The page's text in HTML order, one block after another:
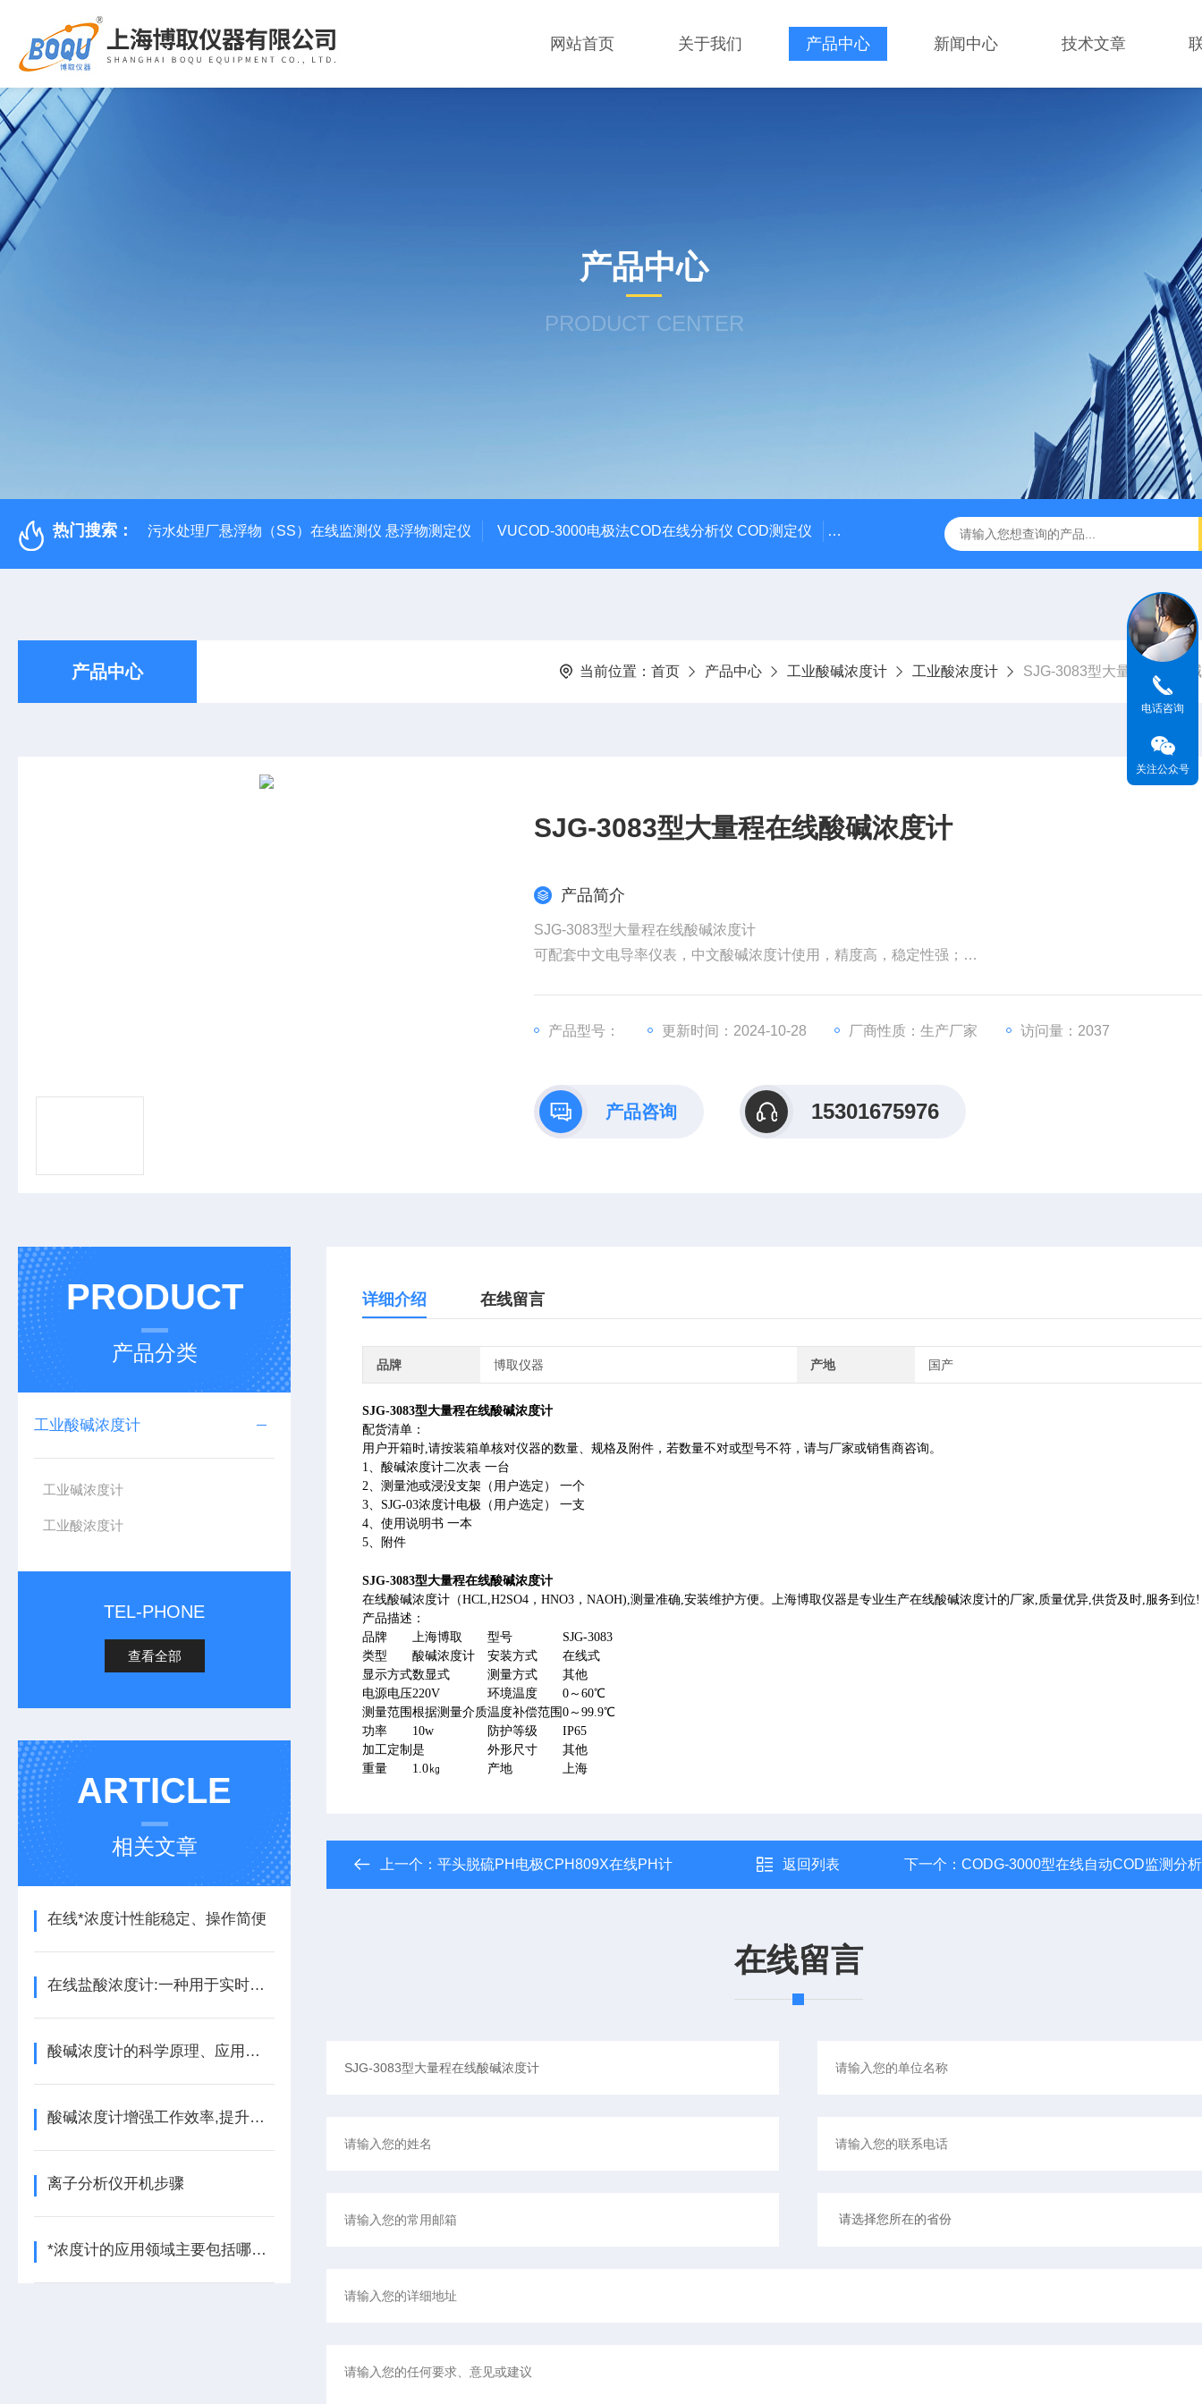
网站首页 关于我们 产品中心 新闻中心 技术文章
产品中心
PRODUCT CENTER
热门搜索： 污水处理厂悬浮物（SS）在线监测仪 悬浮物测定仪 VUCOD-3000电极法COD在线分析仪 COD测定仪 DDG-2090AX耐高温耐压工业电导率仪 在线电导仪
产品中心 当前位置： 首页 产品中心 工业酸碱浓度计 工业酸浓度计 SJG-3083型大量程在线酸
SJG-3083型大量程在线酸碱浓度计
产品简介
SJG-3083型大量程在线酸碱浓度计
可配套中文电导率仪表，中文酸碱浓度计使用，精度高，稳定性强；
使用适应范围宽的支架和通用隔板安装结构，安装灵活；
产品型号： 更新时间：2024-10-28 厂商性质：生产厂家 访问量：2037
产品咨询 15301675976
PRODUCT
产品分类
工业酸碱浓度计
工业碱浓度计
工业酸浓度计
TEL-PHONE
查看全部
ARTICLE
相关文章
在线*浓度计性能稳定、操作简便
在线盐酸浓度计:一种用于实时监测盐酸溶液浓度的设备
酸碱浓度计的科学原理、应用及操作指南
酸碱浓度计增强工作效率,提升使用效果小秘诀
离子分析仪开机步骤
*浓度计的应用领域主要包括哪几个方面？
详细介绍 在线留言
品牌 博取仪器 产地 国产
SJG-3083型大量程在线酸碱浓度计
配货清单：
用户开箱时,请按装箱单核对仪器的数量、规格及附件，若数量不对或型号不符，请与厂家或销售商咨询。
1、酸碱浓度计二次表 一台
2、测量池或浸没支架（用户选定） 一个
3、SJG-03浓度计电极（用户选定） 一支
4、使用说明书 一本
5、附件
SJG-3083型大量程在线酸碱浓度计
在线酸碱浓度计（HCL,H2SO4，HNO3，NAOH),测量准确,安装维护方便。上海博取仪器是专业生产在线酸碱浓度计的厂家,质量优异,供货及时,服务到位!
产品描述：
品牌
上海博取 型号
SJG-3083
类型
酸碱浓度计 安装方式
在线式
显示方式数显式 测量方式
其他
电源电压220V 环境温度
0～60℃
测量范围 根据测量介质温度补偿范围 0～99.9℃
功率
10w 防护等级
IP65
加工定制 是 外形尺寸
其他
重量
1.0㎏ 产地 上海
上一个： 平头脱硫PH电极CPH809X在线PH计 返回列表 下一个： CODG-3000型在线自动COD监测分
在线留言
电话咨询
关注公众号